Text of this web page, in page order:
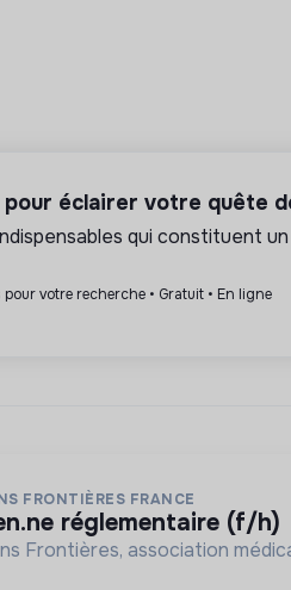
éclairer votre quête
qui constituent
pour votre recherche • Gratuit • En ligne
FRONTIÈRES FRANCE
réglementaire (f/h)
Frontières, association